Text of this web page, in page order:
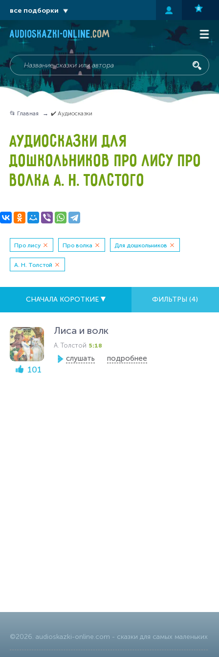
audioskazki-online.com
📂 Главная ✔️ Аудиосказки
АУДИОСКАЗКИ ДЛЯ
ДОШКОЛЬНИКОВ ПРО ЛИСУ ПРО
ВОЛКА А. Н. ТОЛСТОГО
Про лису Про волка Для дошкольников
А. Н. Толстой
СНАЧАЛА КОРОТКИЕ ФИЛЬТРЫ (4)
101
Лиса и волк
А. Толстой 5:18
слушать подробнее
©2026. audioskazki-online.com - сказки для самых маленьких
все подборки